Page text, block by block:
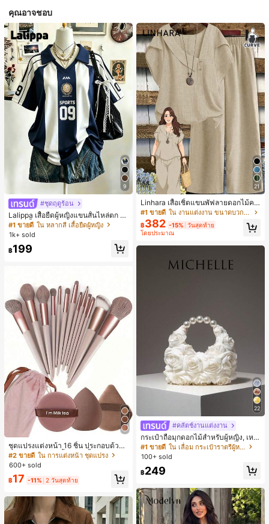
คุณอาจชอบ
9
#ชุดฤดูร้อน
Lalippa เสื้อยืดผู้หญิงแขนสั้นไหล่ตก ค
อวีปกเสื้อ ลายพิมพ์ดิจิทัลลายทาง สไตล์
สปอร์ตแฟชั่นมินิมอล ของขวัญสำหรับเ
พื่อน
#1 ขายดี ใน หลากสี เสื้อยืดผู้หญิง
1k+ sold
฿199
ชุดแปรงแต่งหน้า 16 ชิ้น ประกอบด้วยแ
ปรงแต่งหน้า 13 ชิ้น, ฟองน้ำแต่งหน้ารู
ปหยดน้ำ 1 ชิ้น, แปรงแป้งรองพื้นกลม 1
ชิ้น และฟองน้ำแต่งหน้ารูปสามเหลี่ยม
1 ชิ้น - ชุดคลาสสิก ทำจากขนสังเคราะ
ห์นุ่มและเป็นมิตรต่อผิว เหมาะสำหรับผู้
หญิงและเด็กผู้หญิง เหมาะสำหรับฤดูใบ
ไม้ร่วงและฤดูหนาว
#2 ขายดี ใน การแต่งหน้า ชุดแปรง
600+ sold
฿17 -11% 2 วันสุดท้าย
21
Linhara เสื้อเชิ้ตแขนพัฟลายดอกไม้คอ
ปกไม่สมมาตรสำหรับผู้หญิงไซส์ใหญ่ +
กางเกงลำลองทรงหลวมเอวยางยืด 2 ชิ้
น สำหรับฤดูใบไม้ผลิ/ฤดูร้อน
#1 ขายดี ใน งานแต่งงาน ขนาดบวก Co-Ords
฿382 -15% วันสุดท้าย
โดยประมาณ
22
#คลัตช์งานแต่งงาน
กระเป๋าถือมุกดอกไม้สำหรับผู้หญิง, เหม
าะสำหรับชุดราตรี, ชุดบอล, เครื่องประ
ดับงานแต่งงาน, กระเป๋าสตางค์สุภาพส
สุ่ม)
#1 ขายดี
ใน เลื่อม กระเป๋าราตรีผู้หญิง
100+ sold
฿249